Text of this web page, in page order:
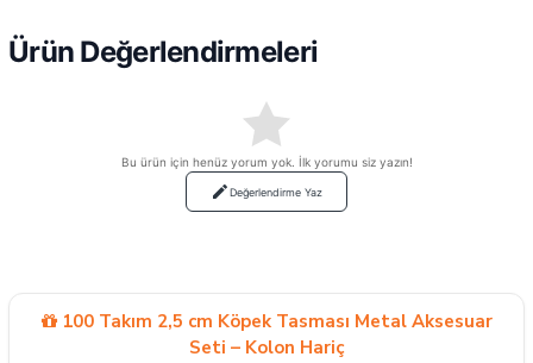
Ürün Değerlendirmeleri
Bu ürün için henüz yorum yok. İlk yorumu siz yazın!
Değerlendirme Yaz
100 Takım 2,5 cm Köpek Tasması Metal Aksesuar
Seti – Kolon Hariç